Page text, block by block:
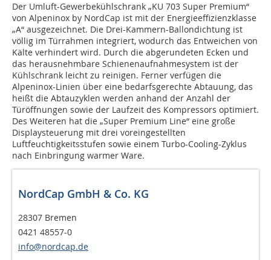
Der Umluft-Gewerbekühlschrank „KU 703 Super Premium“
von Alpeninox by NordCap ist mit der Energieeffizienzklasse
„A“ ausgezeichnet. Die Drei-Kammern-Ballondichtung ist
völlig im Türrahmen integriert, wodurch das Entweichen von
Kälte verhindert wird. Durch die abgerundeten Ecken und
das herausnehmbare Schienenaufnahmesystem ist der
Kühlschrank leicht zu reinigen. Ferner verfügen die
Alpeninox-Linien über eine bedarfsgerechte Abtauung, das
heißt die Abtauzyklen werden anhand der Anzahl der
Türöffnungen sowie der Laufzeit des Kompressors optimiert.
Des Weiteren hat die „Super Premium Line“ eine große
Displaysteuerung mit drei voreingestellten
Luftfeuchtigkeitsstufen sowie einem Turbo-Cooling-Zyklus
nach Einbringung warmer Ware.
NordCap GmbH & Co. KG
28307 Bremen
0421 48557-0
info@nordcap.de